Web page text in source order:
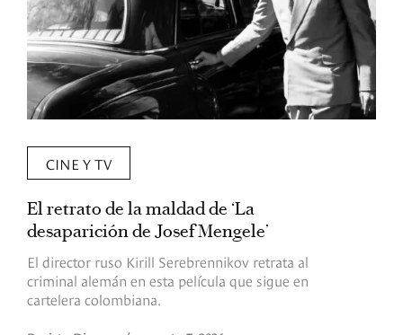
CINE Y TV
El retrato de la maldad de ‘La
desaparición de Josef Mengele’
El director ruso Kirill Serebrennikov retrata al
criminal alemán en esta película que sigue en
cartelera colombiana.